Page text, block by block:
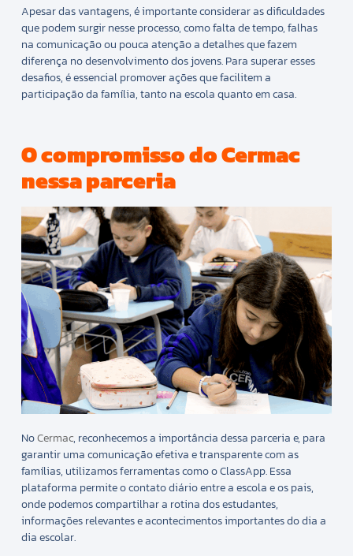
Apesar das vantagens, é importante considerar as dificuldades
que podem surgir nesse processo, como falta de tempo, falhas
na comunicação ou pouca atenção a detalhes que fazem
diferença no desenvolvimento dos jovens. Para superar esses
desafios, é essencial promover ações que facilitem a
participação da família, tanto na escola quanto em casa.
O compromisso do Cermac
nessa parceria
NoCermac, reconhecemos a importância dessa parceria e, para
garantir uma comunicação efetiva e transparente com as
famílias, utilizamos ferramentas como o ClassApp. Essa
plataforma permite o contato diário entre a escola e os pais,
onde podemos compartilhar a rotina dos estudantes,
informações relevantes e acontecimentos importantes do dia a
dia escolar.